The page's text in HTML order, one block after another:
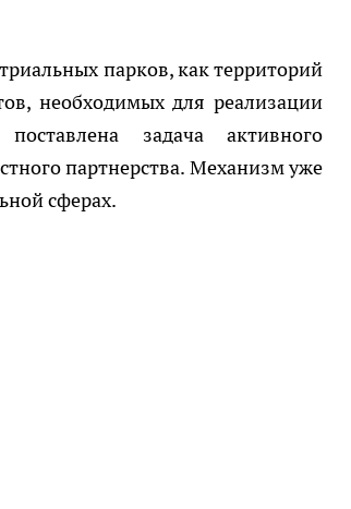
парков, как территорий
необходимых для реализации
задача активного
партнерства. Механизм уже
сферах.